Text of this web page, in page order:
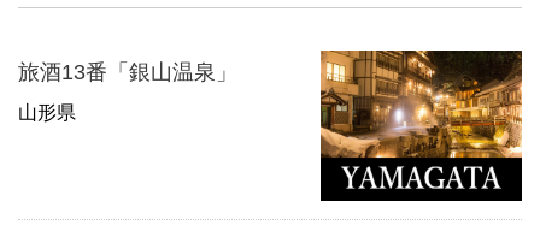
旅酒13番「銀山温泉」
山形県